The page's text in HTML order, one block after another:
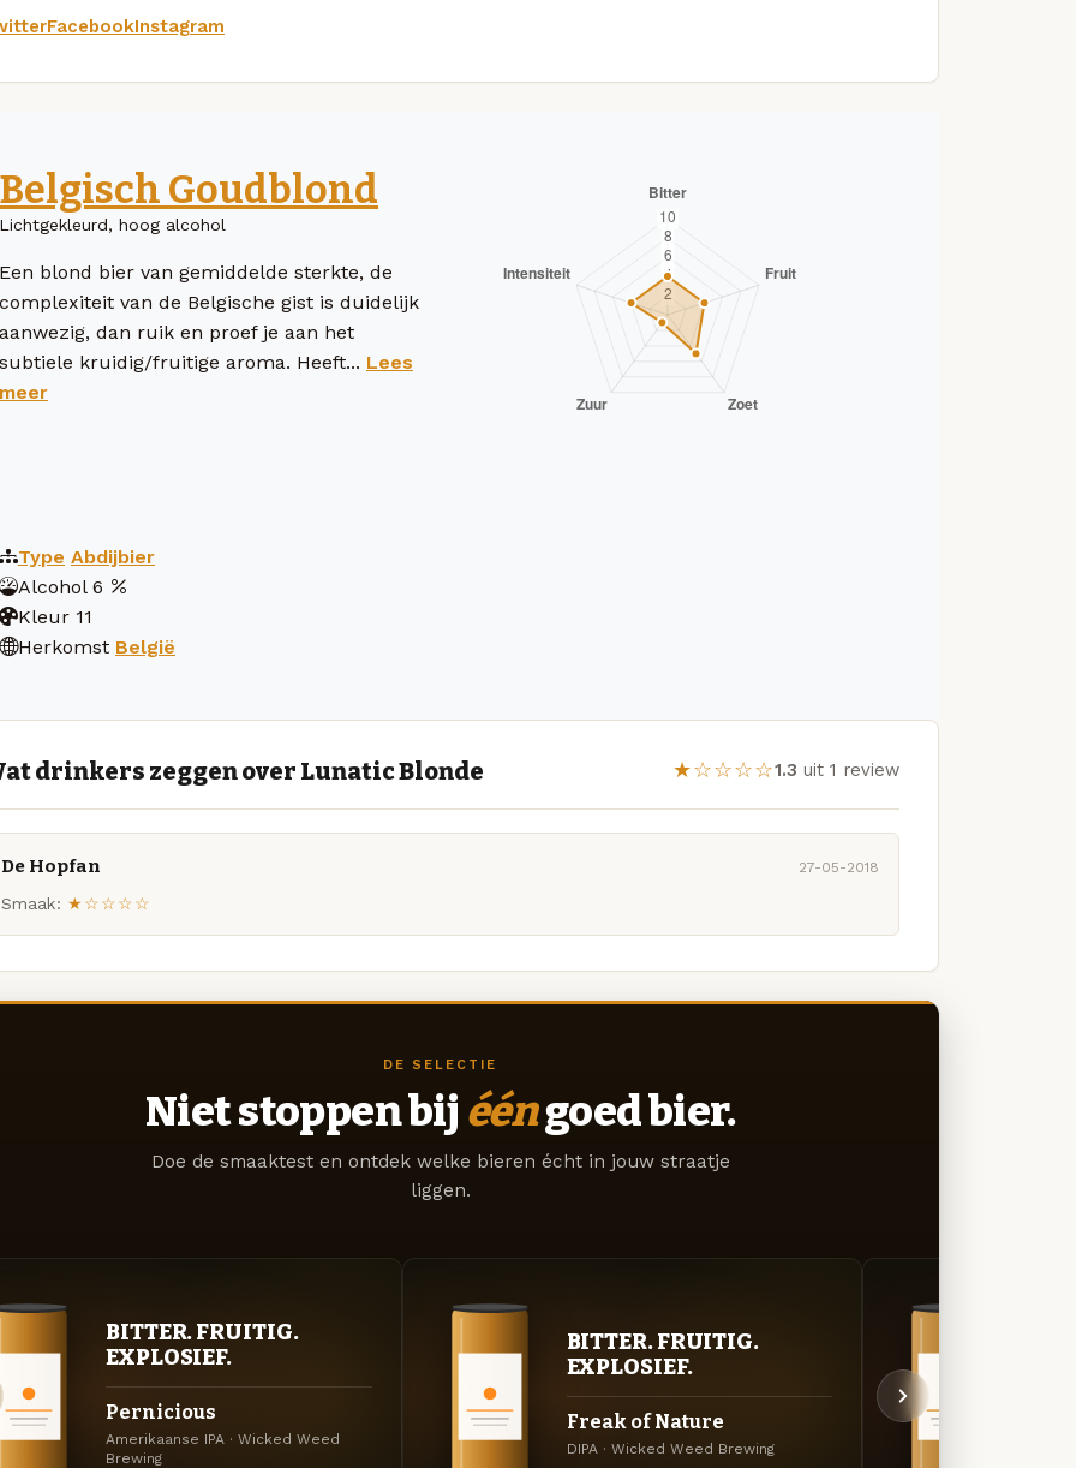
FacebookInstagram
Belgisch Goudblond
Lichtgekleurd, hoog alcohol
Een blond bier van gemiddelde sterkte, de
complexiteit van de Belgische gist is duidelijk
aanwezig, dan ruik en proef je aan het
subtiele kruidig/fruitige aroma. Heeft... Lees
meer
Type Abdijbier
Alcohol 6
Kleur 11
Herkomst België
drinkers zeggen over Lunatic Blonde ★☆☆☆☆1.3 uit 1 review
De Hopfan 27-05-2018
Smaak: ★☆☆☆☆
DE SELECTIE
Niet stoppen bij ééngoed bier.
Doe de smaaktest en ontdek welke bieren écht in jouw straatje
liggen.
BITTER. FRUITIG.
EXPLOSIEF.
Pernicious
Amerikaanse IPA · Wicked Weed
Brewing
BITTER. FRUITIG.
EXPLOSIEF.
Freak of Nature
DIPA · Wicked Weed Brewing